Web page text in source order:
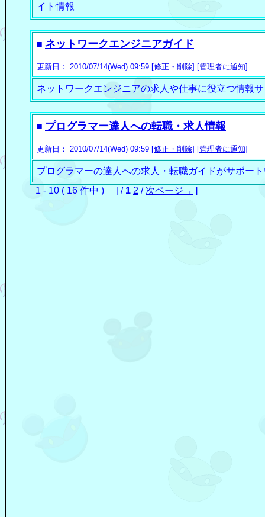
イト情報
■ ネットワークエンジニアガイド
更新日： 2010/07/14(Wed) 09:59 [修正・削除] [管理者に通知]
ネットワークエンジニアの求人や仕事に役立つ情報
■ プログラマー達人への転職・求人情報
更新日： 2010/07/14(Wed) 09:59 [修正・削除] [管理者に通知]
プログラマーの達人への求人・転職ガイドがサポー
1 - 10 ( 16 件中 ) [ / 1 2 / 次ページ→ ]